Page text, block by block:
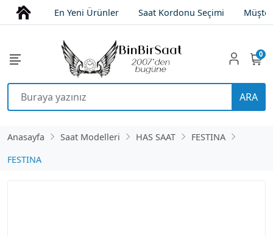
En Yeni Ürünler Saat Kordonu Seçimi
ARA
0
Anasayfa Saat Modelleri HAS SAAT
FESTINA
FESTINA